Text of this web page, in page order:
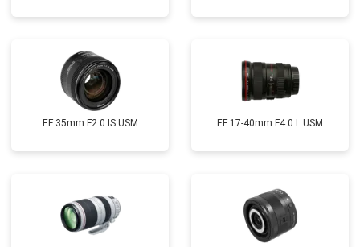
EF 35mm F2.0 IS USM EF 17-40mm F4.0 L USM